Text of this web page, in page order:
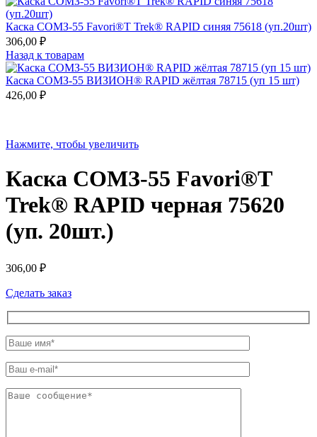
Каска СОМЗ-55 Favori®T Trek® RAPID cиняя 75618 (уп.20шт)
306,00 ₽
Назад к товарам
Каска СОМЗ-55 ВИЗИОН® RAPID жёлтая 78715 (уп 15 шт)
426,00 ₽
Нажмите, чтобы увеличить
Каска СОМЗ-55 Favori®T
Trek® RAPID черная 75620
(уп. 20шт.)
306,00 ₽
Сделать заказ